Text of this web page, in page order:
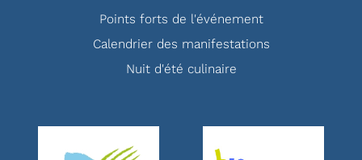
Points forts de l'événement
Calendrier des manifestations
Nuit d'été culinaire